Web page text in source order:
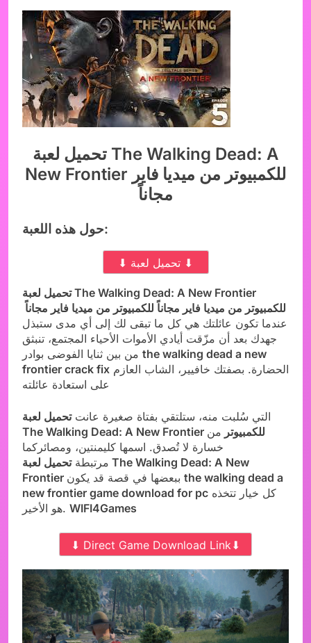
تحميل لعبة The Walking Dead: A
New Frontier للكمبيوتر من ميديا فاير
مجاناً
حول هذه اللعبة:
⬇ تحميل لعبة ⬇
تحميل لعبة The Walking Dead: A New Frontier
للكمبيوتر من ميديا فاير مجاناً للكمبيوتر من ميديا فاير مجاناً
عندما تكون عائلتك هي كل ما تبقى لك إلى أي مدى ستبذل
جهدك بعد أن مزّقت أيادي الأموات الأحياء المجتمع، تنبثق
the walking dead a new
frontier crack fix
على استعادة عائلته
التي سُلبت منه، ستلتقي بفتاة صغيرة عانتتحميل لعبة
The Walking Dead: A New Frontier للكمبيوتر من
خسارة لا تُصدق. اسمها كليمنتين، ومصائركما
مرتبطةتحميل لعبة The Walking Dead: A New
Frontier
the walking dead a
new frontier game download for pc
هو الأخير. WIFI4Games
⬇ Direct Game Download Link⬇